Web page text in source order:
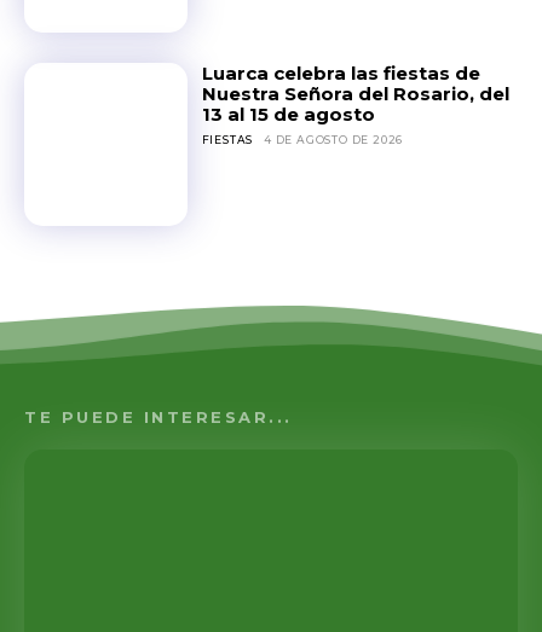
Luarca celebra las fiestas de
Nuestra Señora del Rosario, del
13 al 15 de agosto
FIESTAS 4 DE AGOSTO DE 2026
TE PUEDE INTERESAR...